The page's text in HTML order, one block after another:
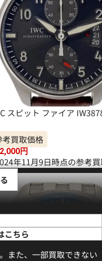
スピット ファイア
考買取価格
円
年11月9日時点の参考
こちら
また、一部買取できない